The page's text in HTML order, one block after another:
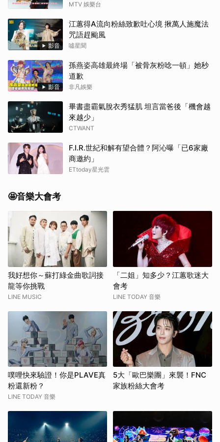
MTV 娛樂台
影音
江蕙得A流向粉絲致歉吐心境 揪萬人施魔法
咒語趕颱風
噓星聞
影音
孫燕姿高雄最終場「被骨灰粉唸一頓」她秒
道歉
非凡娛樂
畢書盡霸氣脫衣秀猛肌 坦言當爸後「機會越
來越少」
CTWANT
F.I.R.世紀和解有望合體？阿沁曝「已6家廠
商邀約」
ETtoday星光雲
🤩音樂大會考
我好想你～蘇打綠金曲歌詞接
龍等你挑戰
LINE MUSIC
「二姐」知多少？江蕙歌迷大
會考
LINE TODAY 音樂
噗哩快來驗證！你是PLAVE真
粉還新粉？
LINE TODAY 音樂
5大「歐巴樂團」來襲！FNC
家族粉絲大會考